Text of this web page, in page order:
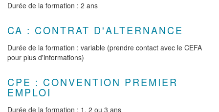
Durée de la formation : 2 ans
CA : CONTRAT D'ALTERNANCE
Durée de la formation : variable (prendre contact avec le CEFA
pour plus d'informations)
CPE : CONVENTION PREMIER
EMPLOI
Durée de la formation : 1, 2 ou 3 ans